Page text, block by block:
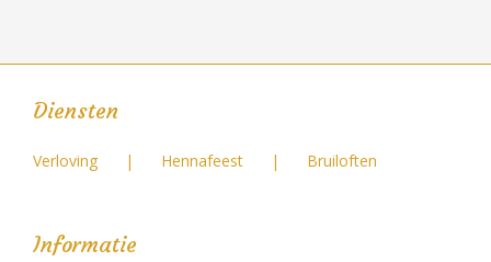
Diensten
Verloving Hennafeest Bruiloften
Informatie